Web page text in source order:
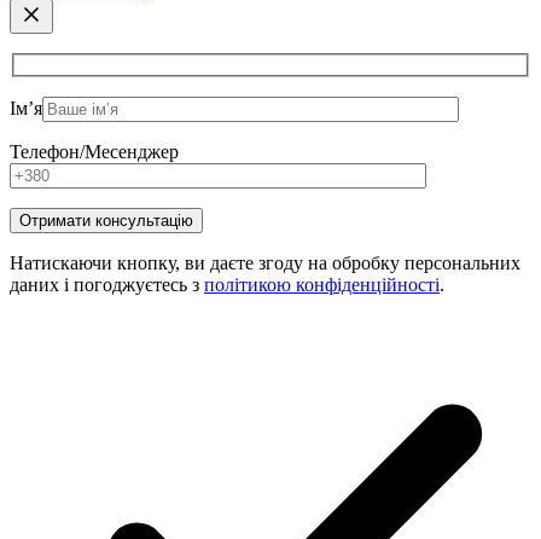
Ім’я
Телефон/Месенджер
Натискаючи кнопку, ви даєте згоду на обробку персональних
даних і погоджуєтесь з політикою конфіденційності.